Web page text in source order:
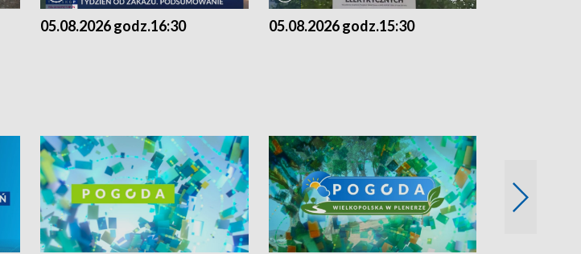
05.08.2026 godz.16:30 05.08.2026 godz.15:30